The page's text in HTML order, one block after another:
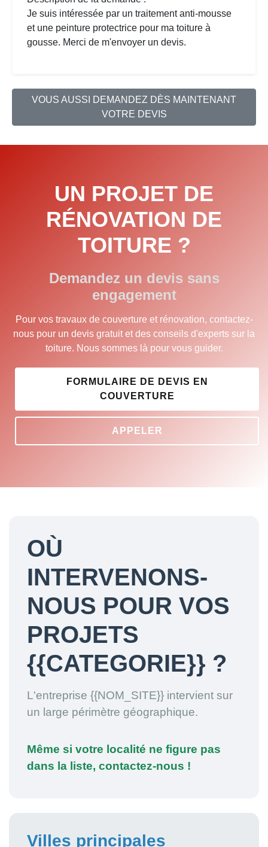
Je suis intéressée par un traitement anti-mousse
et une peinture protectrice pour ma toiture à
gousse. Merci de m'envoyer un devis.
VOUS AUSSI DEMANDEZ DÈS MAINTENANT
VOTRE DEVIS
UN PROJET DE
RÉNOVATION DE
TOITURE ?
Demandez un devis sans
engagement
Pour vos travaux de couverture et rénovation, contactez-
nous pour un devis gratuit et des conseils d'experts sur la
toiture. Nous sommes là pour vous guider.
FORMULAIRE DE DEVIS EN
COUVERTURE
APPELER
OÙ
INTERVENONS-
NOUS POUR VOS
PROJETS
{{CATEGORIE}} ?
L'entreprise {{NOM_SITE}} intervient sur
un large périmètre géographique.
Même si votre localité ne figure pas
dans la liste, contactez-nous !
Villes principales